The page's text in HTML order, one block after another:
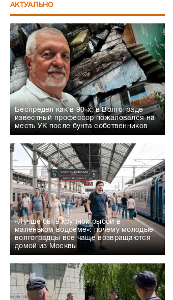
АКТУАЛЬНО
Беспредел как в 90-х: в Волгограде
известный профессор пожаловался на
месть УК после бунта собственников
«Лучше быть крупной рыбой в
маленьком водоеме»: почему молодые
волгоградцы все чаще возвращаются
домой из Москвы